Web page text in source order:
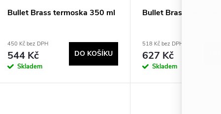
Bullet Brass termoska 350 ml
450 Kč bez DPH
544 Kč
Skladem
DO KOŠÍKU
Bullet Brass
518 Kč bez DPH
627 Kč
Skladem